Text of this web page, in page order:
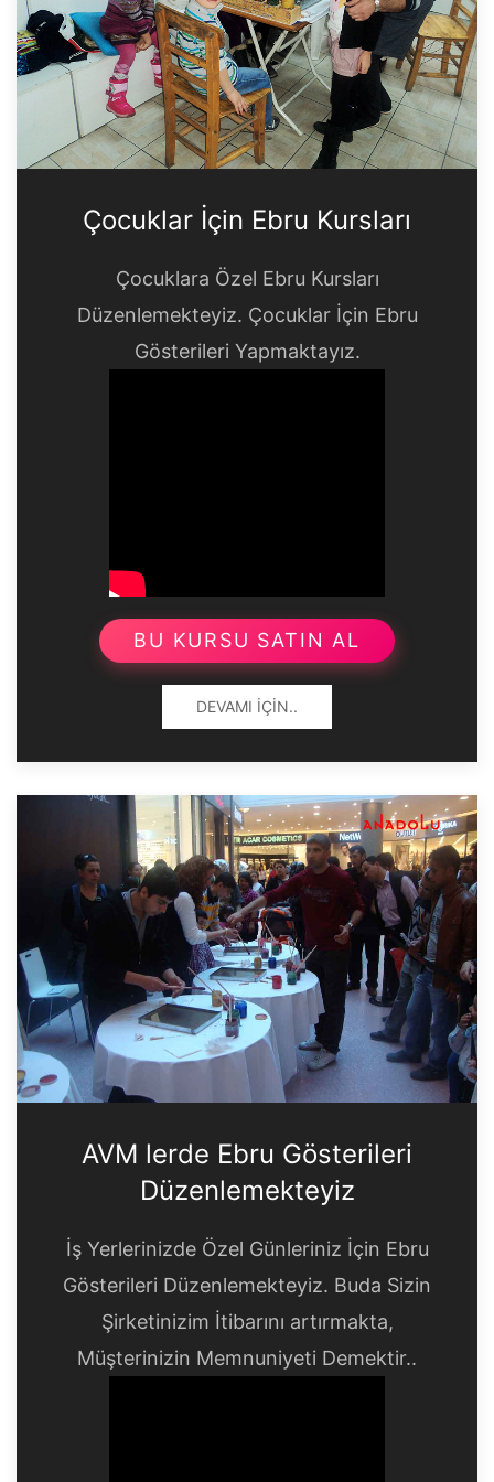
Çocuklar İçin Ebru Kursları
Çocuklara Özel Ebru Kursları
Düzenlemekteyiz. Çocuklar İçin Ebru
Gösterileri Yapmaktayız.
BU KURSU SATIN AL
DEVAMI İÇIN..
AVM lerde Ebru Gösterileri
Düzenlemekteyiz
İş Yerlerinizde Özel Günleriniz İçin Ebru
Gösterileri Düzenlemekteyiz. Buda Sizin
Şirketinizim İtibarını artırmakta,
Müşterinizin Memnuniyeti Demektir..